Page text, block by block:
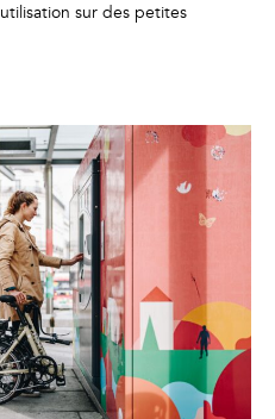
sur des petites